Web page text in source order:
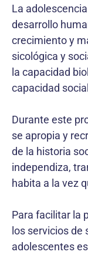
La
desarrollo
crecimiento y
sicológica y
la capacidad
capacidad
Durante este
se apropia y
de la historia
independiza,
habita a la vez
Para facilitar la
los servicios de
adolescentes